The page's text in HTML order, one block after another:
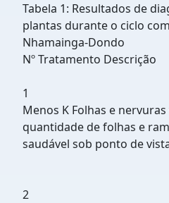
Tabela 1: Resultados de
plantas durante o ciclo
Nhamainga-Dondo
Nº Tratamento Descrição
1
Menos K Folhas e
quantidade de folhas e
saudável sob ponto de
2